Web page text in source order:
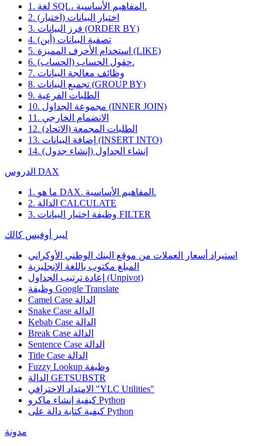
1. لغة SQL، المفاهيم الأساسية.
2. اختيار البيانات (اختيار)
3. فرز البيانات (ORDER BY)
4. تصفية البيانات (أين)
5. استخدام الأحرف المميزة (LIKE)
6. حقول الحساب (الحساب).
7. وظائف معالجة البيانات
8. تجميع البيانات (GROUP BY)
9. الطلبات الفرعية
10. مجموعة الجداول (INNER JOIN)
11. الانضمام الخارجي
12. الطلبات المجمعة (الاتحاد)
13. إضافة البيانات (INSERT INTO)
14. إنشاء الجداول (إنشاء جدول)
الدروس DAX
1. ما هو DAX. المفاهيم الأساسية.
2. الدالة CALCULATE
3. وظيفة اختيار البيانات FILTER
ليبر أوفيس كالك
استيراد أسعار العملات من موقع البنك الوطني الأوكراني
المبلغ مكتوب باللغة الإنجليزية
إعادة ترتيب الجداول (Unpivot)
Google Translate
Camel Case الدالة
Snake Case الدالة
Kebab Case الدالة
Break Case الدالة
Sentence Case الدالة
Title Case الدالة
Fuzzy Lookup وظيفة
الدالة GETSUBSTR
الامتداد الاحترافي "YLC Utilities"
كيفية إنشاء ماكرو Python
كيفية كتابة دالة على Python
مدونة